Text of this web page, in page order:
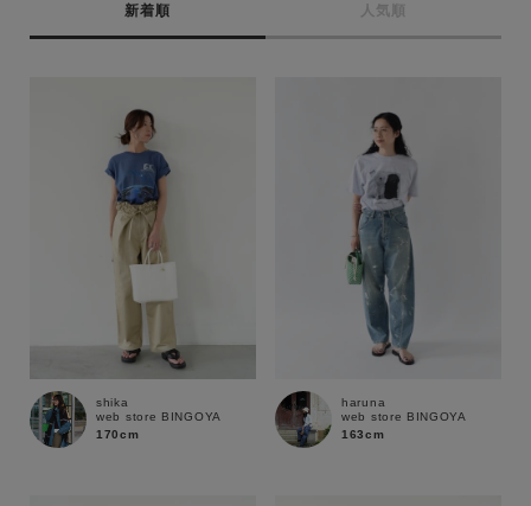
新着順 人気順
shika
web store BINGOYA
170cm
haruna
web store BINGOYA
163cm